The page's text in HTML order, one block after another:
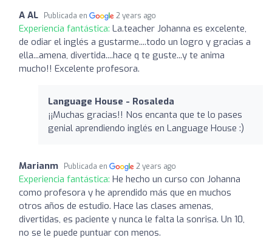
A AL Publicada en 2 years ago
Experiencia fantástica: La.teacher Johanna es excelente,
de odiar el inglés a gustarme....todo un logro y gracias a
ella...amena, divertida....hace q te guste...y te anima
mucho!! Excelente profesora.
Language House - Rosaleda
¡¡Muchas gracias!! Nos encanta que te lo pases
genial aprendiendo inglés en Language House :)
Marianm Publicada en 2 years ago
Experiencia fantástica: He hecho un curso con Johanna
como profesora y he aprendido más que en muchos
otros años de estudio. Hace las clases amenas,
divertidas, es paciente y nunca le falta la sonrisa. Un 10,
no se le puede puntuar con menos.